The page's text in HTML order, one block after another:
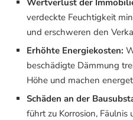
Wertverlust der
verdeckte Feuchtigkeit
und erschweren den
Erhöhte Energiekosten:
beschädigte Dämmung
Höhe und machen
Schäden an der
führt zu Korrosion,